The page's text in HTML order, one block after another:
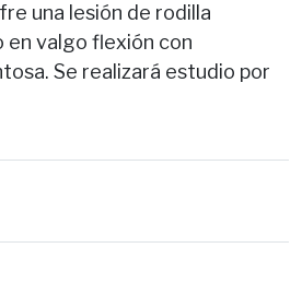
una lesión de rodilla
en valgo flexión con
Se realizará estudio por